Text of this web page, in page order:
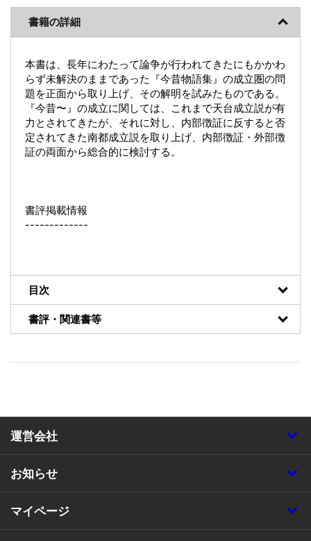
書籍の詳細
本書は、長年にわたって論争が行われてきたにもかかわ
らず未解決のままであった『今昔物語集』の成立圏の問
題を正面から取り上げ、その解明を試みたものである。
『今昔〜』の成立に関しては、これまで天台成立説が有
力とされてきたが、それに対し、内部徴証に反すると否
定されてきた南都成立説を取り上げ、内部徴証・外部徴
証の両面から総合的に検討する。
書評掲載情報
-------------
目次
書評・関連書等
運営会社
お知らせ
マイページ